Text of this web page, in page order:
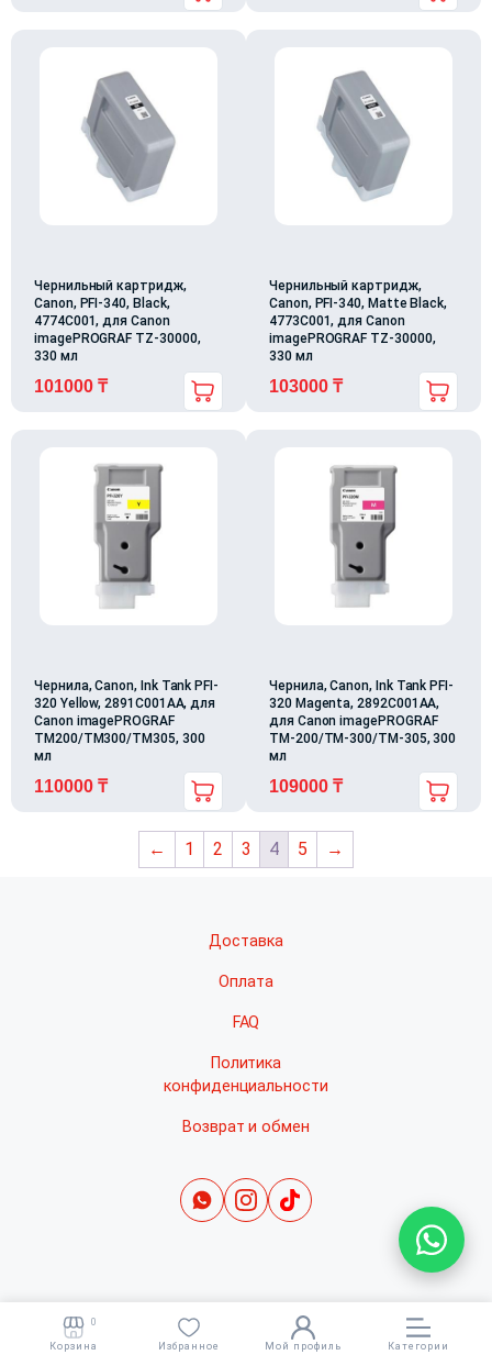
Чернильный картридж,
Canon, PFI-340, Black,
4774C001, для Canon
imagePROGRAF TZ-30000,
330 мл
101000 ₸
Чернильный картридж,
Canon, PFI-340, Matte Black,
4773C001, для Canon
imagePROGRAF TZ-30000,
330 мл
103000 ₸
Чернила, Canon, Ink Tank PFI-
320 Yellow, 2891C001AA, для
Canon imagePROGRAF
TМ200/ТМ300/ТМ305, 300
мл
110000 ₸
Чернила, Canon, Ink Tank PFI-
320 Magenta, 2892C001AA,
для Canon imagePROGRAF
TМ-200/ТМ-300/ТМ-305, 300
мл
109000 ₸
← 1 2 3 4 5 →
Корзина
0
Избранное Мой профиль Категории
Доставка
Оплата
FAQ
Политика
конфиденциальности
Возврат и обмен
Copyright 2022 © All right reserved. Раскрутка - cropas